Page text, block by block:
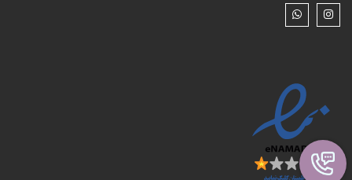
نقشه سایت
لوازم آشپزخانه
گالری تصاویر